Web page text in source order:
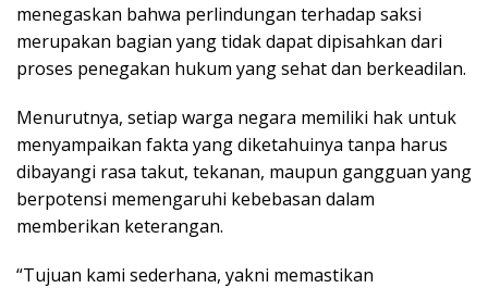
menegaskan bahwa perlindungan terhadap saksi
merupakan bagian yang tidak dapat dipisahkan dari
proses penegakan hukum yang sehat dan berkeadilan.
Menurutnya, setiap warga negara memiliki hak untuk
menyampaikan fakta yang diketahuinya tanpa harus
dibayangi rasa takut, tekanan, maupun gangguan yang
berpotensi memengaruhi kebebasan dalam
memberikan keterangan.
“Tujuan kami sederhana, yakni memastikan